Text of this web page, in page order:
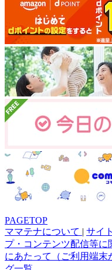
PAGETOP
ママテナについて | サイ
プ・コンテンツ配信等に
にあたって（ご利用端末